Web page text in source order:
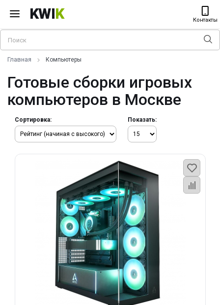
KWIK Контакты
Главная Компьютеры
Готовые сборки игровых
компьютеров в Москве
Сортировка: Показать: